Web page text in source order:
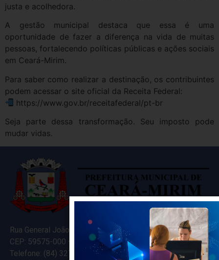
justa e acolhedora.
A gestão municipal destaca que essa é uma
oportunidade de fazer a diferença na vida de muitas
pessoas, fortalecendo políticas públicas e ações sociais
em Ceará-Mirim.
Para saber como realizar a destinação, os contribuintes
podem acessar o site oficial da Receita Federal:
https://www.gov.br/receitafederal/pt-br
Seja parte dessa transformação. Seu imposto pode
mudar vidas.
Rua General João Varela, 635
CEP: 59575-000 – Ceará-Mirim – RN
Telefone: (84) 3274-5916